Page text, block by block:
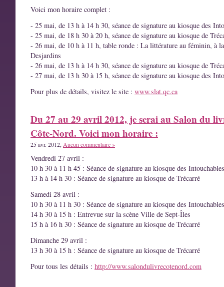
Voici mon horaire complet :
- 25 mai, de 13 h à 14 h 30, séance de signature au kiosque des
- 25 mai, de 18 h 30 à 20 h, séance de signature au kiosque de
- 26 mai, de 10 h à 11 h, table ronde : La littérature au féminin, à
Desjardins
- 26 mai, de 13 h à 14 h 30, séance de signature au kiosque de
- 27 mai, de 13 h 30 à 15 h, séance de signature au kiosque des
Pour plus de détails, visitez le site : www.slat.qc.ca
Du 27 au 29 avril 2012, je serai au Salon du
Côte-Nord. Voici mon horaire :
25 avr. 2012, Aucun commentaire »
Vendredi 27 avril :
10 h 30 à 11 h 45 : Séance de signature au kiosque des Intouchables
13 h à 14 h 30 : Séance de signature au kiosque de Trécarré
Samedi 28 avril :
10 h 30 à 11 h 30 : Séance de signature au kiosque des Intouchables
14 h 30 à 15 h : Entrevue sur la scène Ville de Sept-Îles
15 h à 16 h 30 : Séance de signature au kiosque de Trécarré
Dimanche 29 avril :
13 h 30 à 15 h : Séance de signature au kiosque de Trécarré
Pour tous les détails : http://www.salondulivrecotenord.com